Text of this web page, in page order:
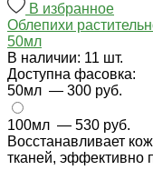
В избранное
Облепихи
50мл
В наличии: 11 шт.
Доступна фасовка:
50мл — 300 руб.
100мл — 530 руб.
Восстанавливает
тканей, эффективно